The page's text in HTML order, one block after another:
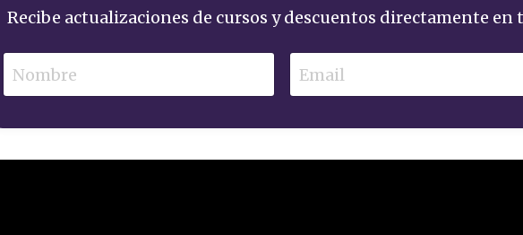
Recibe actualizaciones de cursos y descuentos directamente en